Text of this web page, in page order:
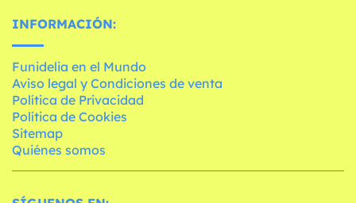
INFORMACIÓN:
Funidelia en el Mundo
Aviso legal y Condiciones de venta
Política de Privacidad
Política de Cookies
Sitemap
Quiénes somos